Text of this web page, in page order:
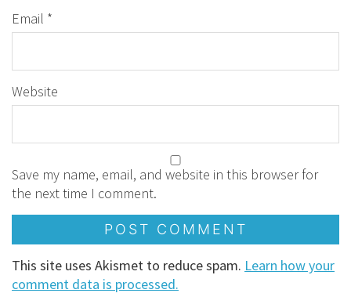
Email *
Website
Save my name, email, and website in this browser for
the next time I comment.
This site uses Akismet to reduce spam. Learn how your
comment data is processed.